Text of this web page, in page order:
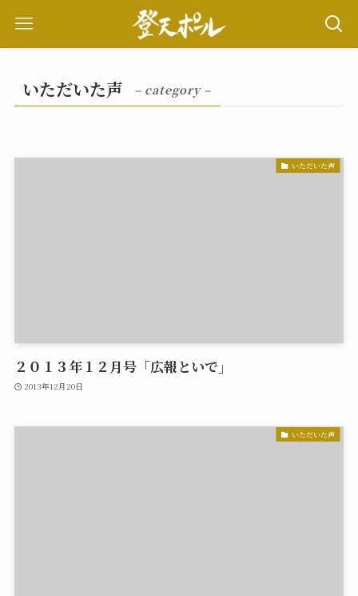
いただいた声 – category –
いただいた声
２０１３年１２月号「広報といで」
2013年12月20日
いただいた声